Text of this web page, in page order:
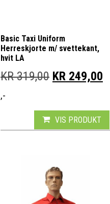
Basic Taxi Uniform
Herreskjorte m/ svettekant,
hvit LA
KR319,00 KR249,00
,-
VIS PRODUKT